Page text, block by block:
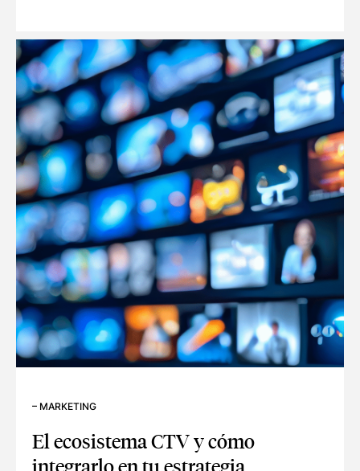
– MARKETING
El ecosistema CTV y cómo